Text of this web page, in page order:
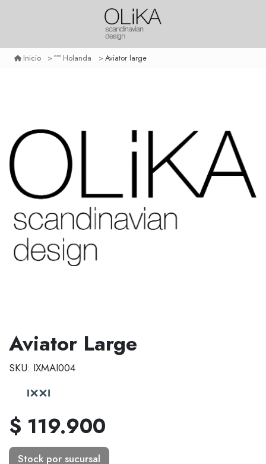
Inicio Holanda Aviator large
Aviator Large
SKU: IXMAI004
$ 119.900
Stock por sucursal